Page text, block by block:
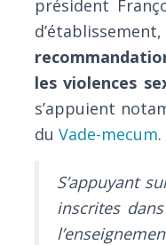
président
les violences
s’appuient
du Vade-mecum.
S’appuyant
inscrites